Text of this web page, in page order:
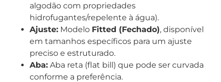
algodão com propriedades
hidrofugantes/repelente à água).
Ajuste: Modelo Fitted (Fechado), disponível
em tamanhos específicos para um ajuste
preciso e estruturado.
Aba: Aba reta (flat bill) que pode ser curvada
conforme a preferência.